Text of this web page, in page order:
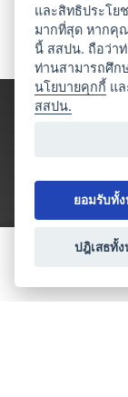
ประเภทธุรกิจไ
และสิทธิประโย
มากที่สุด หากคุ
นี้ สสปน. ถือว่า
ท่านสามารถศึก
นโยบายคุกกี้ แ
สสปน.
ยอมรับทั้
ปฎิเสธทั้